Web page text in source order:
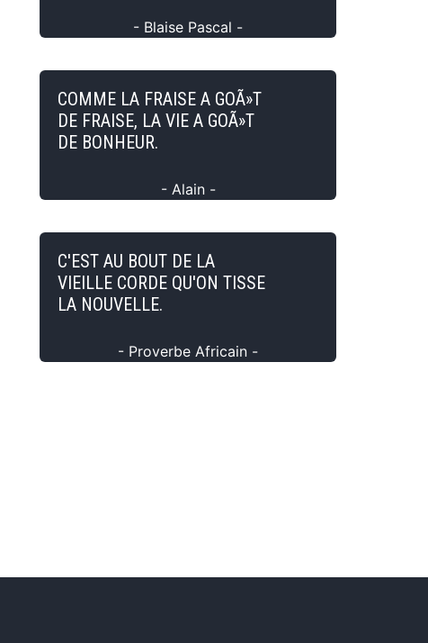
- Blaise Pascal -
COMME LA FRAISE A GOÃ»T
DE FRAISE, LA VIE A GOÃ»T
DE BONHEUR.
- Alain -
C'EST AU BOUT DE LA
VIEILLE CORDE QU'ON TISSE
LA NOUVELLE.
- Proverbe Africain -